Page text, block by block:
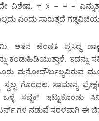
ವಿಶೇಷ. + x – = –
ಎಂದು ಸಾರುತ್ತದೆ
ಆತನ ಹೆಂಡತಿ ಪ್ರಸಿದ್ಧ
ಕಂಡುಹಿಡಿಯುತ್ತಾಳೆ.
ಮನೋದೌರ್ಬಲ್ಯವಿರುವ
ಗೊಂದಲ. ಸಾಮಾನ್ಯ
ಸಬ್ಜೆಕ್ ಇಟ್ಟುಕೊಂಡು
ಗಳ ನಡುವೆ ಸರಳವಾಗಿ ಈ